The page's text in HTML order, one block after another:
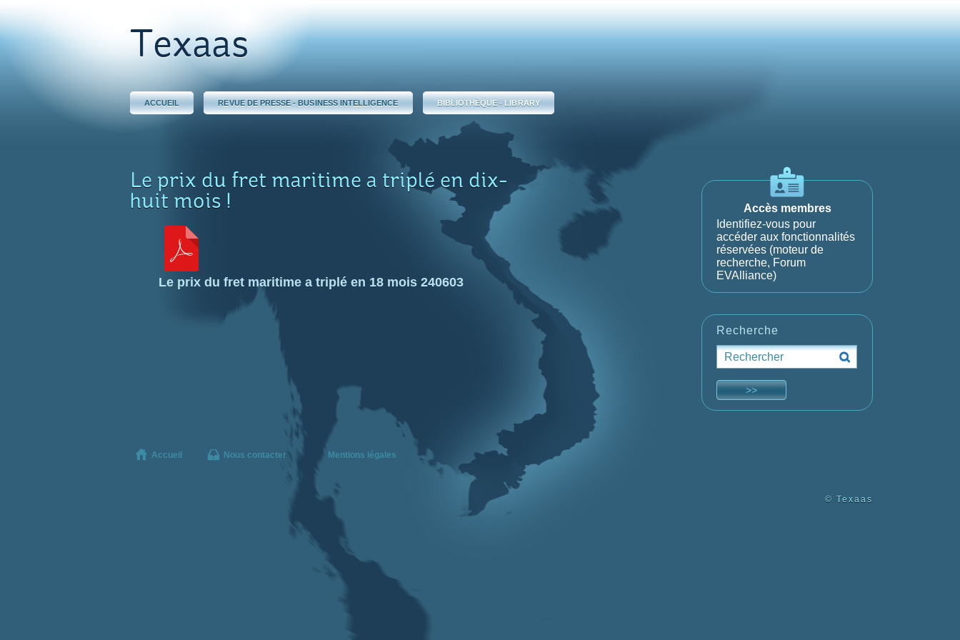
Texaas
ACCUEIL REVUE DE PRESSE - BUSINESS INTELLIGENCE BIBLIOTHÈQUE - LIBRARY
Le prix du fret maritime a triplé en dix-
huit mois !
Le prix du fret maritime a triplé en 18 mois 240603
Accès membres
Identifiez-vous pour
accéder aux fonctionnalités
réservées (moteur de
recherche, Forum
EVAlliance)
Recherche
Accueil Nous contacter Mentions légales
© Texaas